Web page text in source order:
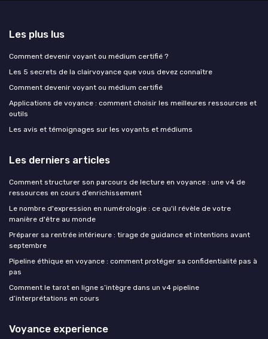
Les plus lus
Comment devenir voyant ou médium certifié ?
Les 5 secrets de la clairvoyance que vous devez connaître
Comment devenir voyant ou médium certifié
Applications de voyance : comment choisir les meilleures ressources et
outils
Les avis et témoignages sur les voyants et médiums
Les derniers articles
Comment structurer son parcours de lecture en voyance : une v4 de
ressources en cours d’enrichissement
Le nombre d'expression en numérologie : ce qu'il révèle de votre
manière d'être au monde
Préparer sa rentrée intérieure : tirage de guidance et intentions avant
septembre
Pipeline éthique en voyance : comment protéger sa confidentialité pas à
pas
Comment le tarot en ligne s’intègre dans un v4 pipeline
d’interprétations en cours
Voyance experience